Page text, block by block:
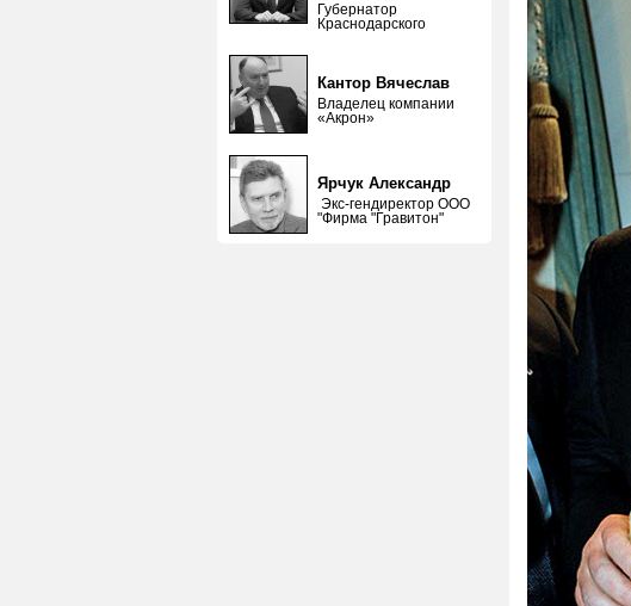
Губернатор
Краснодарского
Кантор Вячеслав
Владелец компании
«Акрон»
Ярчук Александр
Экс-гендиректор ООО
"Фирма "Гравитон"